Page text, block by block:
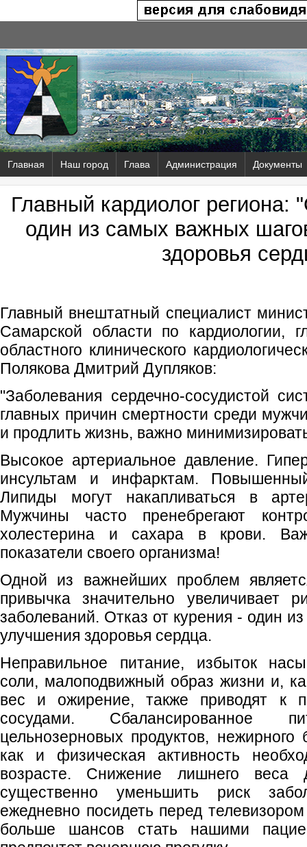
Главная Наш город Глава Администрация Документы
Главный кардиолог региона:
один из самых важных
здоровья
Главный внештатный специалист
Самарской области по кардиологии,
областного клинического
Полякова Дмитрий Дупляков:
"Заболевания сердечно-сосудистой
главных причин смертности среди
и продлить жизнь, важно
Высокое артериальное давление.
инсультам и инфарктам.
Липиды могут накапливаться в
Мужчины часто пренебрегают
холестерина и сахара в крови.
показатели своего организма!
Одной из важнейших проблем
привычка значительно увеличивает
заболеваний. Отказ от курения - один
улучшения здоровья сердца.
Неправильное питание, избыток
соли, малоподвижный образ жизни и,
вес и ожирение, также приводят к
сосудами. Сбалансированное
цельнозерновых продуктов,
как и физическая активность
возрасте. Снижение лишнего
существенно уменьшить риск
ежедневно посидеть перед
больше шансов стать нашими